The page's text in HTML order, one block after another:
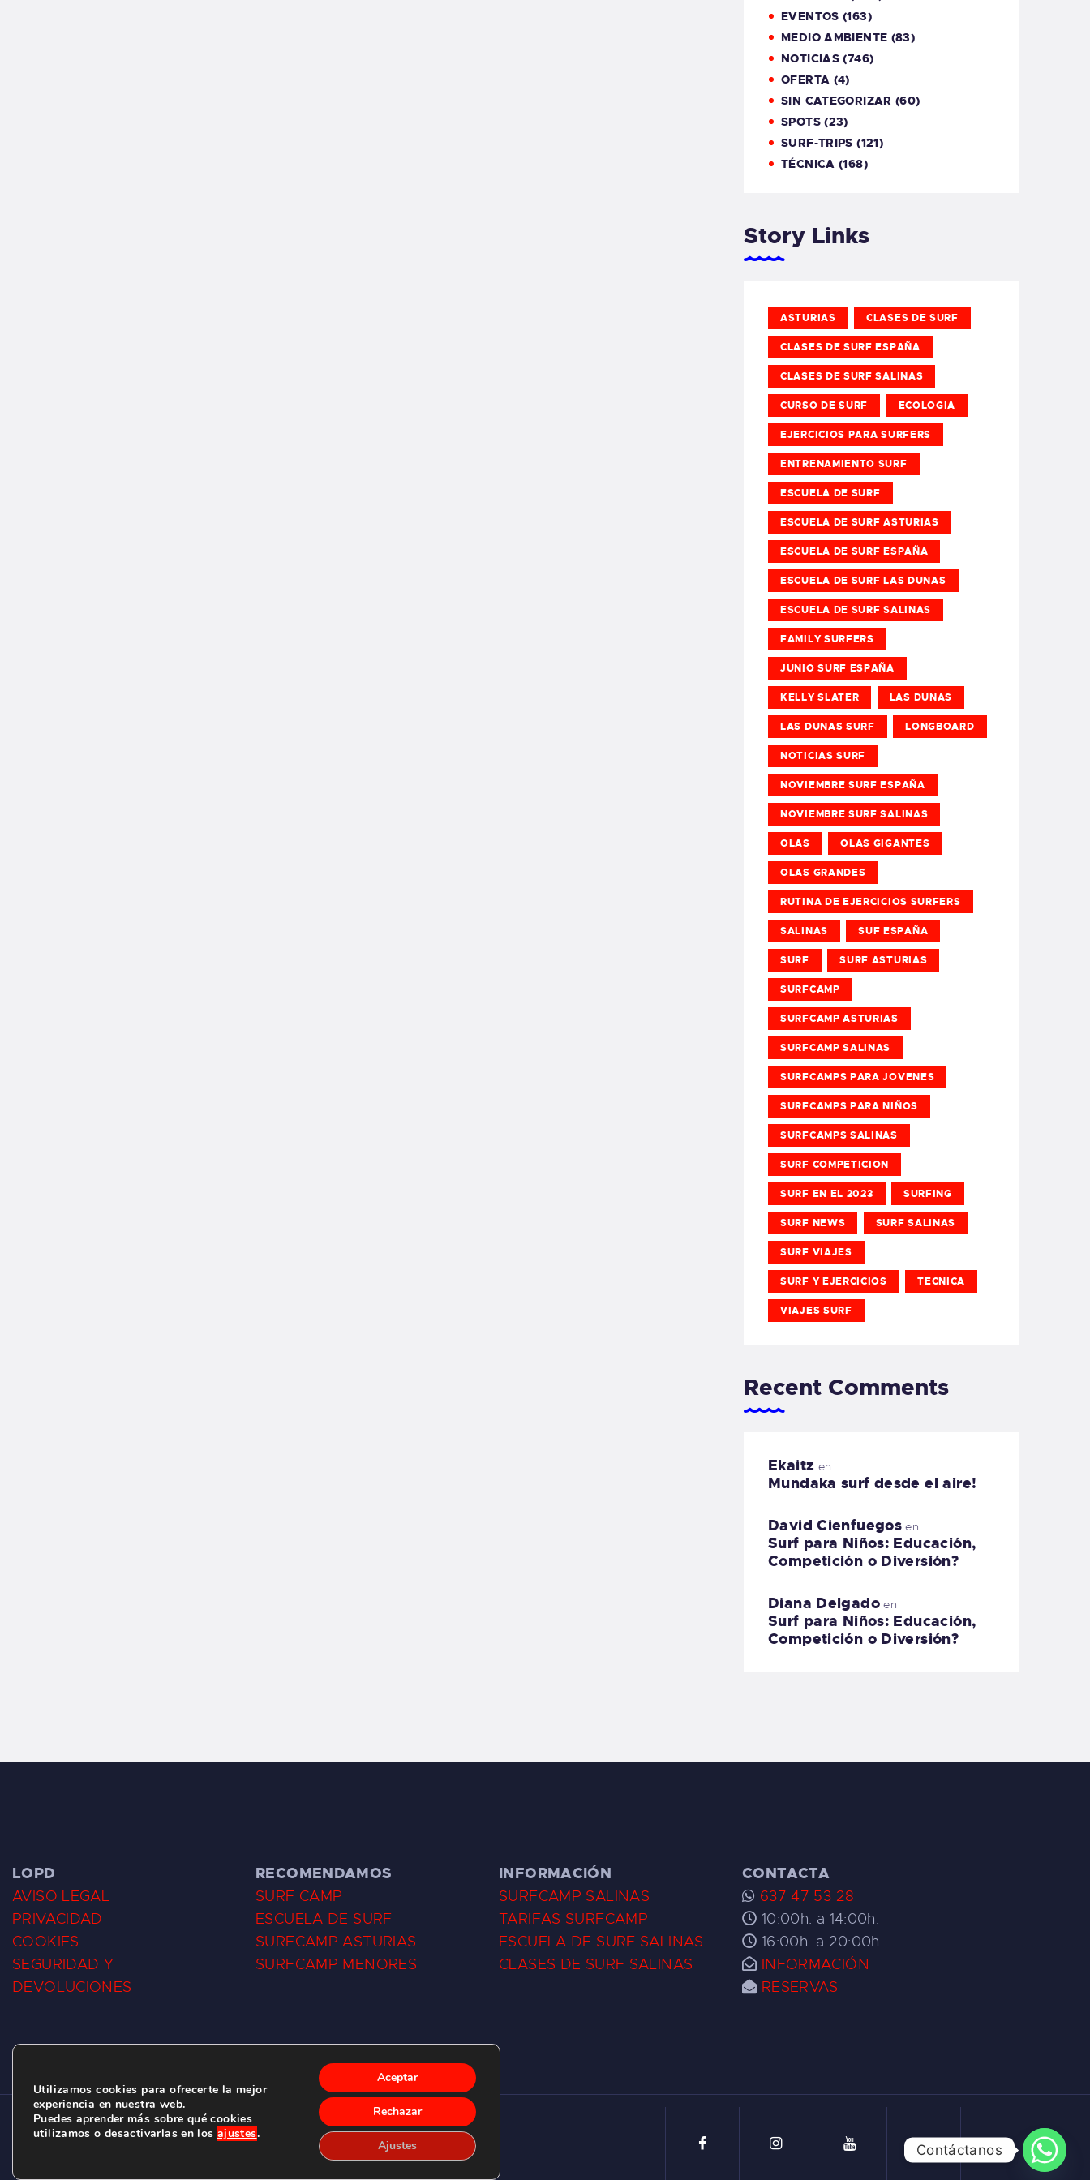
EVENTOS (163)
MEDIO AMBIENTE (83)
NOTICIAS (746)
OFERTA (4)
SIN CATEGORIZAR (60)
SPOTS(23)
SURF-TRIPS (121)
TÉCNICA (168)
Story Links
ASTURIAS CLASES DE SURF
CLASES DE SURF ESPAÑA
CLASES DE SURF SALINAS
CURSO DE SURF ECOLOGIA
EJERCICIOS PARA SURFERS
ENTRENAMIENTO SURF
ESCUELA DE SURF
ESCUELA DE SURF ASTURIAS
ESCUELA DE SURF ESPAÑA
ESCUELA DE SURF LAS DUNAS
ESCUELA DE SURF SALINAS
FAMILY SURFERS
JUNIO SURF ESPAÑA
KELLY SLATER LAS DUNAS
LAS DUNAS SURF LONGBOARD
NOTICIAS SURF
NOVIEMBRE SURF ESPAÑA
NOVIEMBRE SURF SALINAS
OLAS OLAS GIGANTES
OLAS GRANDES
RUTINA DE EJERCICIOS SURFERS
SALINAS SUF ESPAÑA
SURF SURF ASTURIAS
SURFCAMP
SURFCAMP ASTURIAS
SURFCAMP SALINAS
SURFCAMPS PARA JOVENES
SURFCAMPS PARA NIÑOS
SURFCAMPS SALINAS
SURF COMPETICION
SURF EN EL 2023 SURFING
SURF NEWS SURF SALINAS
SURF VIAJES
SURF Y EJERCICIOS TECNICA
VIAJES SURF
Recent Comments
Ekaitz en
Mundaka surf desde el aire!
David Cienfuegos en
Surf para Niños: Educación,
Competición o Diversión?
Diana Delgadoen
Surf para Niños: Educación,
Competición o Diversión?
LOPD
AVISO LEGAL
PRIVACIDAD
COOKIES
SEGURIDAD Y
DEVOLUCIONES
RECOMENDAMOS
SURF CAMP
ESCUELA DE SURF
SURFCAMP ASTURIAS
SURFCAMP MENORES
INFORMACIÓN
SURFCAMP SALINAS
TARIFAS SURFCAMP
ESCUELA DE SURF SALINAS
CLASES DE SURF SALINAS
CONTACTA
637 47 53 28
10:00h. a 14:00h.
16:00h. a 20:00h.
INFORMACIÓN
RESERVAS
CLUB DE SURF LAS DUNAS ©2026.
C/ BERNARDO ÁLVAREZ GALAN 1, SALINAS (ASTURIAS)
Utilizamos cookies para ofrecerte la mejor
experiencia en nuestra web.
Puedes aprender más sobre qué cookies
utilizamos o desactivarlas en los ajustes.
Aceptar
Rechazar
Ajustes Contáctanos